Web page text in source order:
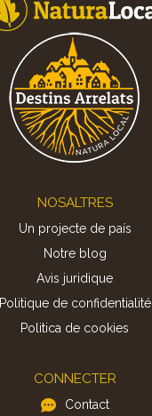
NOSALTRES
Un projecte de país
Notre blog
Avis juridique
Politique de confidentialité
Politica de cookies
CONNECTER
Contact